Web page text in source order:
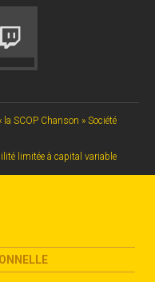
SCOP Chanson » Société
limitée à capital variable